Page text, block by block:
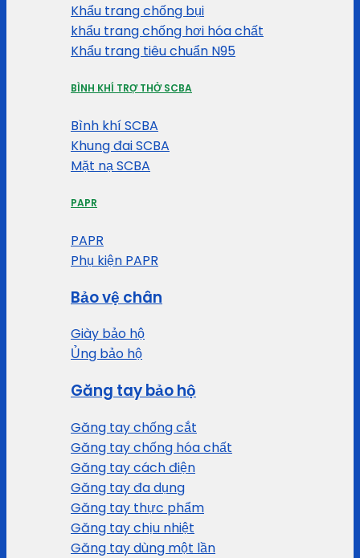
Khẩu trang chống bụi
khẩu trang chống hơi hóa chất
Khẩu trang tiêu chuẩn N95
BÌNH KHÍ TRỢ THỞ SCBA
Bình khí SCBA
Khung đai SCBA
Mặt nạ SCBA
PAPR
PAPR
Phụ kiện PAPR
Bảo vệ chân
Giày bảo hộ
Ủng bảo hộ
Găng tay bảo hộ
Găng tay chống cắt
Găng tay chống hóa chất
Găng tay cách điện
Găng tay đa dụng
Găng tay thực phẩm
Găng tay chịu nhiệt
Găng tay dùng một lần